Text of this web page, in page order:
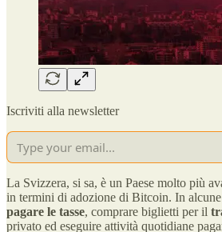
Iscriviti alla newsletter
La Svizzera, si sa, è un Paese molto più
in termini di adozione di Bitcoin. In alcune
pagare le tasse, comprare biglietti per il
privato ed eseguire attività quotidiane